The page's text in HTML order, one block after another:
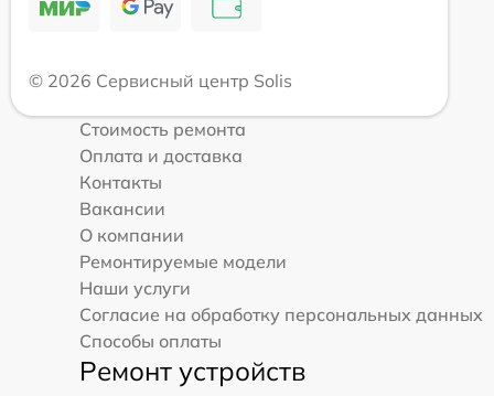
© 2026 Сервисный центр Solis
Стоимость ремонта
Оплата и доставка
Контакты
Вакансии
О компании
Ремонтируемые модели
Наши услуги
Согласие на обработку персональных данных
Способы оплаты
Ремонт устройств